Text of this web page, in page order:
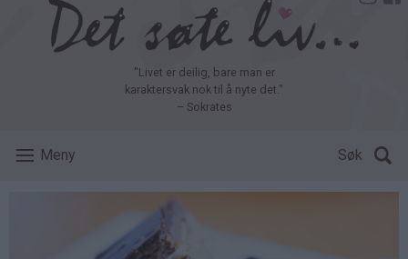
"Livet er deilig, bare man er
karaktersvak nok til å nyte det."
– Sokrates
Meny Søk